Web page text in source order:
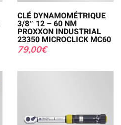
CLÉ DYNAMOMÉTRIQUE
3/8″ 12 – 60 NM
PROXXON INDUSTRIAL
23350 MICROCLICK MC60
79,00€